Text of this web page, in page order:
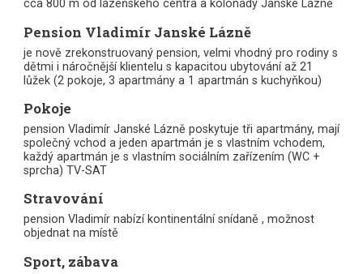
cca 800 m od lázeňského centra a kolonády Janské Lázně
Pension Vladimír Janské Lázně
je nově zrekonstruovaný pension, velmi vhodný pro rodiny s
dětmi i náročnější klientelu s kapacitou ubytování až 21
lůžek (2 pokoje, 3 apartmány a 1 apartmán s kuchyňkou)
Pokoje
pension Vladimír Janské Lázně poskytuje tři apartmány, mají
společný vchod a jeden apartmán je s vlastním vchodem,
každý apartmán je s vlastním sociálním zařízením (WC +
sprcha) TV-SAT
Stravování
pension Vladimír nabízí kontinentální snídaně , možnost
objednat na místě
Sport, zábava